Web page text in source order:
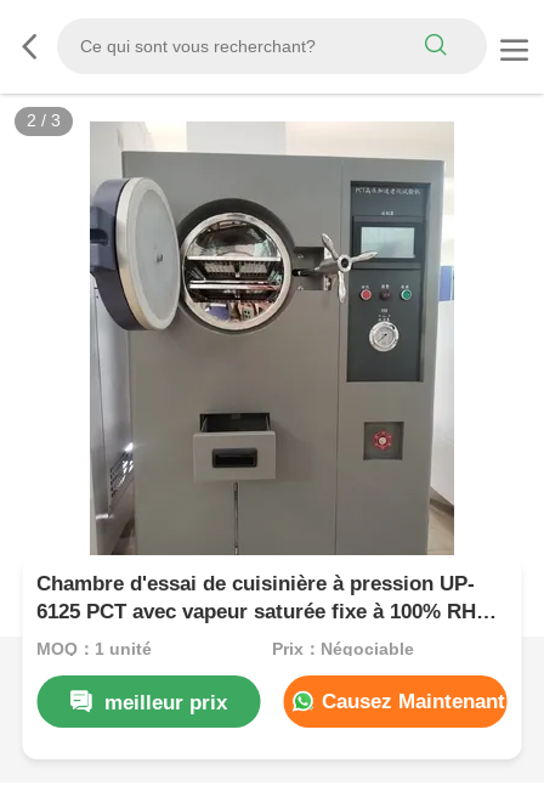
3 / 3
Chambre d'essai de cuisinière à pression UP-
6125 PCT avec vapeur saturée fixe à 100% RH
pour une plage de température de 105 °C à 143
MOQ：1 unité Prix：Négociable
meilleur prix Causez Maintenant